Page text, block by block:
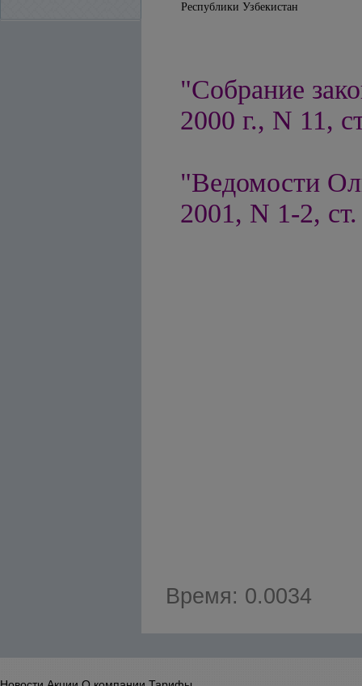
Республики Узбекистан
"Собрание
2000 г., N 11,
"Ведомости
2001, N 1-2,
Время: 0.0034